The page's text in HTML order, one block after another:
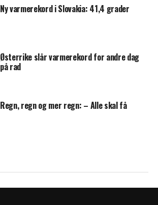
Ny varmerekord i Slovakia: 41,4 grader
Østerrike slår varmerekord for andre dag
på rad
Regn, regn og mer regn: – Alle skal få